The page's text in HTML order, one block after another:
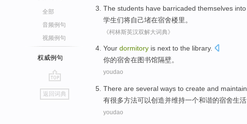
全部
音频例句
视频例句
权威例句
go
top
返回词典
The students have barricaded themselves into
学生们将自己堵在宿舍楼里。
《柯林斯英汉双解大词典》
Your dormitory is next to the library.
你的宿舍在图书馆隔壁。
youdao
There are several ways to create and maintain
有很多方法可以创造并维持一个和谐的宿舍生活
youdao